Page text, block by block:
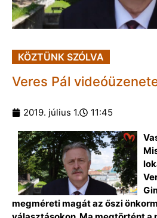
KÖZTÜNK SZÓLVA
Veres Pál
2019. július 1. 11:45
megméreti magát az őszi